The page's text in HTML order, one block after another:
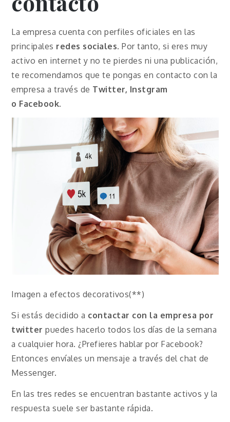
La empresa cuenta con perfiles oficiales en las
principales redes sociales. Por tanto, si eres muy
activo en internet y no te pierdes ni una publicación,
te recomendamos que te pongas en contacto con la
empresa a través de Twitter, Instgram
o Facebook.
Imagen a efectos decorativos(**)
Si estás decidido a contactar con la empresa por
twitter puedes hacerlo todos los días de la semana
a cualquier hora. ¿Prefieres hablar por Facebook?
Entonces envíales un mensaje a través del chat de
Messenger.
En las tres redes se encuentran bastante activos y la
respuesta suele ser bastante rápida.